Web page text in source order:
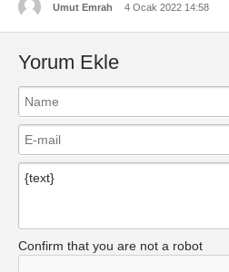
Umut Emrah 4 Ocak 2022 14:58
Yorum Ekle
Confirm that you are not a robot